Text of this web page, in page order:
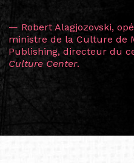
L’une des rencontres les
consœur Hicterienne
la vision ont transformé
Singapour à Berlin
les amitiés forgées durant
solidité et m’encouragent
vers de nouvelles
— Vanini Belarmino